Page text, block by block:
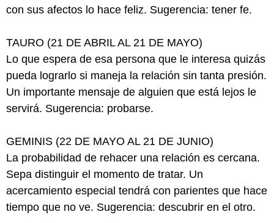
con sus afectos lo hace feliz. Sugerencia: tener fe.
TAURO (21 DE ABRIL AL 21 DE MAYO)
Lo que espera de esa persona que le interesa quizás
pueda lograrlo si maneja la relación sin tanta presión.
Un importante mensaje de alguien que está lejos le
servirá. Sugerencia: probarse.
GEMINIS (22 DE MAYO AL 21 DE JUNIO)
La probabilidad de rehacer una relación es cercana.
Sepa distinguir el momento de tratar. Un
acercamiento especial tendrá con parientes que hace
tiempo que no ve. Sugerencia: descubrir en el otro.